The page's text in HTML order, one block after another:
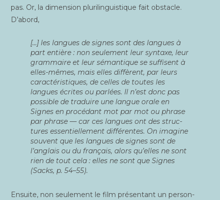
pas. Or, la dimen­sion plu­ri­lin­guis­tique fait obs­tacle.
D’abord,
[…] les langues de signes sont des langues à
part entière : non seule­ment leur syn­taxe, leur
gram­maire et leur séman­tique se suf­fisent à
elles-mêmes, mais elles dif­fèrent, par leurs
carac­té­ris­tiques, de celles de toutes les
langues écrites ou par­lées. Il n’est donc pas
pos­sible de tra­duire une langue orale en
Signes en pro­cé­dant mot par mot ou phrase
par phrase — car ces langues ont des struc­
tures essen­tiel­le­ment dif­fé­rentes. On ima­gine
sou­vent que les langues de signes sont de
l’anglais ou du fran­çais, alors qu’elles ne sont
rien de tout cela : elles ne sont que Signes
(Sacks, p. 54–55).
Ensuite, non seule­ment le film pré­sen­tant un per­son­